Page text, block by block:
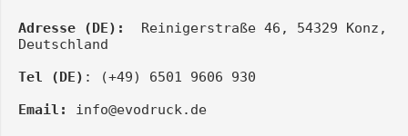
Adresse (DE):
Reinigerstraße 46, 54329 Konz,
Deutschland
Tel (DE) : (+49) 6501 9606 930
Email:
info@evodruck.de